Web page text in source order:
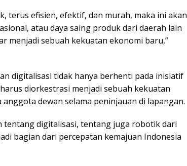
terus efisien, efektif, dan murah, maka ini akan
atau daya saing produk dari daerah lain
menjadi sebuah kekuatan ekonomi baru,”
digitalisasi tidak hanya berhenti pada inisiatif
diorkestrasi menjadi sebuah kekuatan
dewan selama peninjauan di lapangan.
tentang digitalisasi, tentang juga robotik dari
bagian dari percepatan kemajuan Indonesia